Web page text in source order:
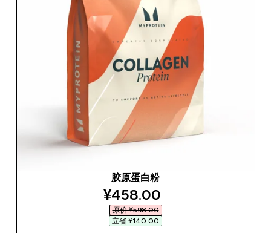
胶原蛋白粉
discounted price
¥458.00‎
原价 ¥598.00‎
立省 ¥140.00‎